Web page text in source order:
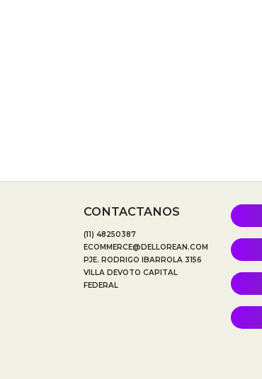
CONTACTANOS
(11) 48250387
ECOMMERCE@DELLOREAN.COM
PJE. RODRIGO IBARROLA 3156
VILLA DEVOTO CAPITAL
FEDERAL